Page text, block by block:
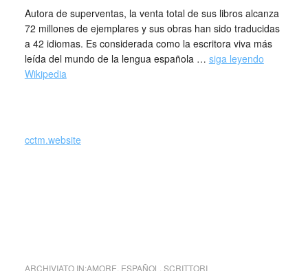
Autora de superventas, la venta total de sus libros alcanza
72 millones de ejemplares y sus obras han sido traducidas
a 42 idiomas. Es considerada como la escritora viva más
leída del mundo de la lengua española … siga leyendo
Wikipedia
cctm.website
ARCHIVIATO IN:AMORE ESPAÑOL SCRITTORI